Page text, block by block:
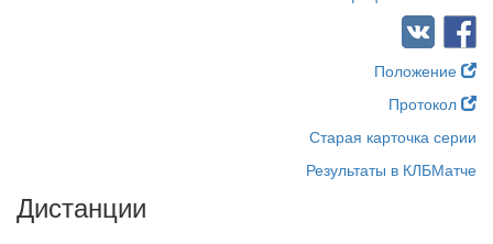
Положение
Протокол
Старая карточка серии
Результаты в КЛБМатче
Дистанции